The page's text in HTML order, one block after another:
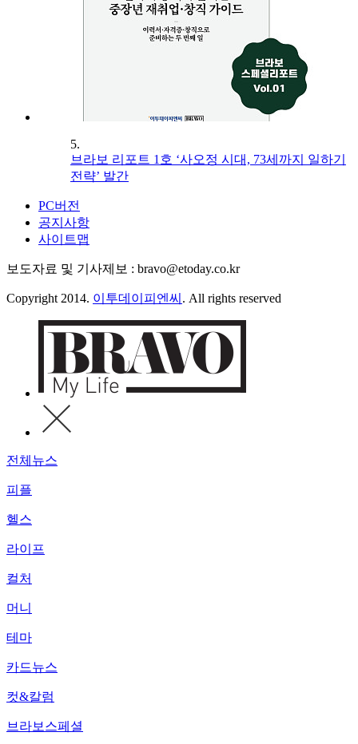
5.
브라보 리포트 1호 ‘사오정 시대, 73세까지 일하기
전략’ 발간
PC버전
공지사항
사이트맵
보도자료 및 기사제보 : bravo@etoday.co.kr
Copyright 2014. 이투데이피엔씨 . All rights reserved
전체뉴스
피플
헬스
라이프
컬처
머니
테마
카드뉴스
컷&칼럼
브라보스페셜